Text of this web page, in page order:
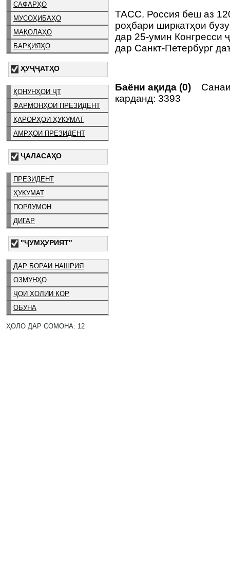
САФАРҲО
МУСОҲИБАҲО
МАҚОЛАҲО
БАРҚИЯҲО
ҲУҶҶАТҲО
ҚОНУНҲОИ ҶТ
ФАРМОНҲОИ ПРЕЗИДЕНТ
ҚАРОРҲОИ ҲУКУМАТ
АМРҲОИ ПРЕЗИДЕНТ
ҶАЛАСАҲО
ПРЕЗИДЕНТ
ҲУКУМАТ
ПОРЛУМОН
ДИГАР
"ҶУМҲУРИЯТ"
ДАР БОРАИ НАШРИЯ
ОЗМУНҲО
ҶОИ ХОЛИИ КОР
ОБУНА
ҲОЛО ДАР СОМОНА: 12
ТАСС. Россия беш аз
роҳбари ширкатҳои
дар 25-умин Конгресси
дар Санкт-Петербург
Баёни ақида (0)
карданд: 3393